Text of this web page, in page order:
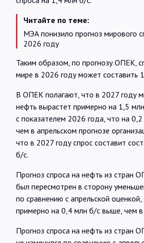
Читайте по теме:
МЭА понизило прогноз мирового
2026 году
Таким образом, по прогнозу ОПЕК,
мире в 2026 году может составить
В ОПЕК полагают, что в 2027 году
нефть вырастет примерно на 1,5
с показателем 2026 года, что на
чем в апрельском прогнозе
что в 2027 году спрос составит
б/с.
Прогноз спроса на нефть из стран
был пересмотрен в сторону
по сравнению с апрельской
примерно на 0,4 млн б/с выше, чем
Прогноз спроса на нефть из стран